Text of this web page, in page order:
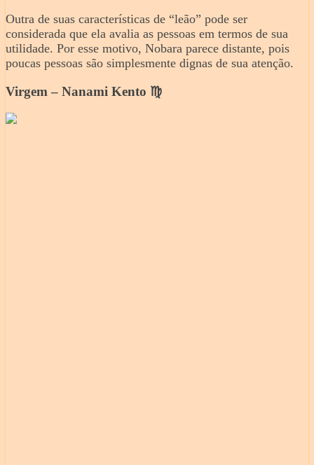
Outra de suas características de “leão” pode ser
considerada que ela avalia as pessoas em termos de sua
utilidade. Por esse motivo, Nobara parece distante, pois
poucas pessoas são simplesmente dignas de sua atenção.
Virgem – Nanami Kento ♍️